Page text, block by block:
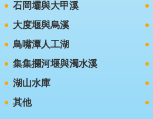
石岡壩與大甲溪
大度堰與烏溪
鳥嘴潭人工湖
集集攔河堰與濁水溪
湖山水庫
其他